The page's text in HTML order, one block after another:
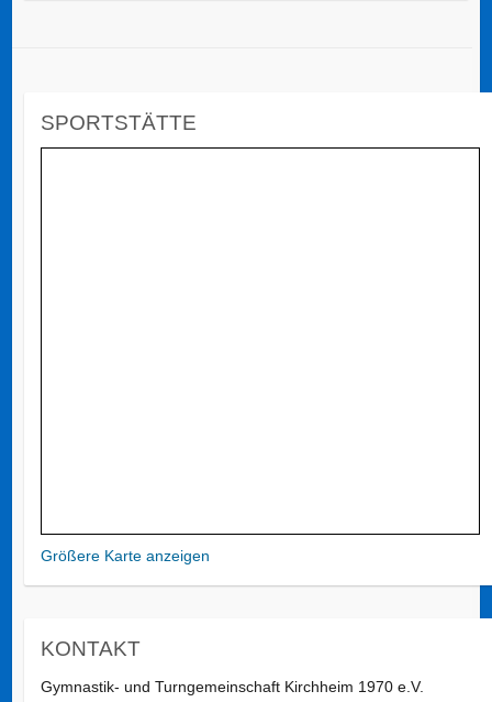
SPORTSTÄTTE
Größere Karte anzeigen
KONTAKT
Gymnastik- und Turngemeinschaft Kirchheim 1970 e.V.